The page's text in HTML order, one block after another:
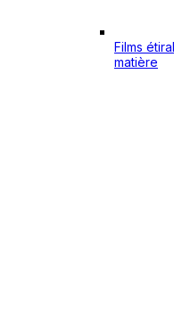
Films
matière